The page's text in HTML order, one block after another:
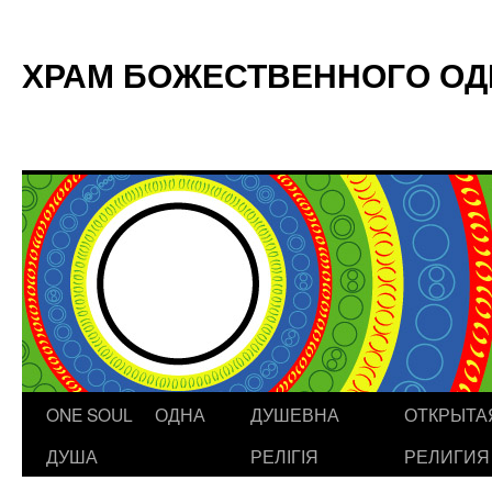
ХРАМ БОЖЕСТВЕННОГО
Skip
ONE SOUL ОДНА
ДУША
ДУШЕВНА
РЕЛІГІЯ
РЕЛИГИЯ